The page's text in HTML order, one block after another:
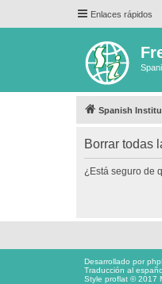
Enlaces rápidos
Spanish
Borrar todas
¿Está seguro de
Desarrollado por
Traducción al
Style proflat © 2017